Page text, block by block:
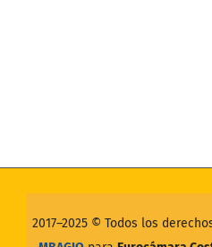
2017–2025 © Todos los